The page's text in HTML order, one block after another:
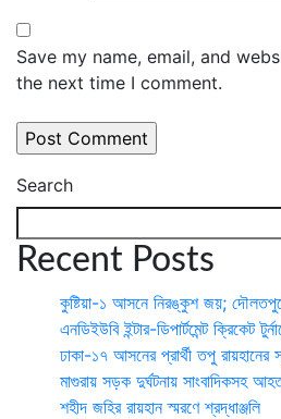
Save my name, email, and
the next time I comment.
Search
Recent Posts
কুষ্টিয়া-১ আসনে নিরঙ্কুশ জয়;
এনডিইউবি ইন্টার-ডিপার্টমেন্ট ক্রিকেট
ঢাকা-১৭ আসনের প্রার্থী তপু রায়হানের
মাগুরায় সড়ক দুর্ঘটনায় সাংবাদিকসহ
শহীদ জহির রায়হান স্মরণে শ্রদ্ধাঞ্জলি